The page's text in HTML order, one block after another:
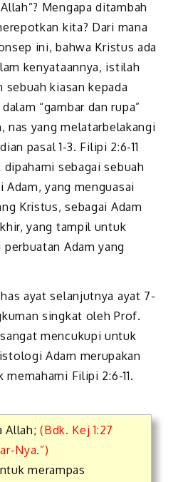
Mengapa ditambah
kita? Dari mana
ini, bahwa Kristus ada
kenyataannya, istilah
sebuah kiasan kepada
“gambar dan rupa”
nas yang melatarbelakangi
pasal 1-3. Filipi 2:6-11
sebagai sebuah
yang menguasai
Kristus, sebagai Adam
yang tampil untuk
Adam yang
ayat selanjutnya ayat 7-
singkat oleh Prof.
mencukupi untuk
Adam merupakan
Filipi 2:6-11.
Allah;(Bdk. Kej 1:27
Nya.”)
merampas